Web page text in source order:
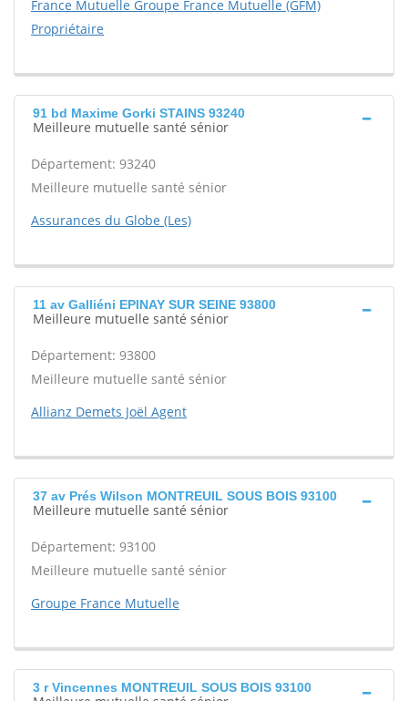
France Mutuelle Groupe France Mutuelle (GFM)
Propriétaire
91 bd Maxime Gorki STAINS 93240
Meilleure mutuelle santé sénior
Département: 93240
Meilleure mutuelle santé sénior
Assurances du Globe (Les)
11 av Galliéni EPINAY SUR SEINE 93800
Meilleure mutuelle santé sénior
Département: 93800
Meilleure mutuelle santé sénior
Allianz Demets Joël Agent
37 av Prés Wilson MONTREUIL SOUS BOIS 93100
Meilleure mutuelle santé sénior
Département: 93100
Meilleure mutuelle santé sénior
Groupe France Mutuelle
3 r Vincennes MONTREUIL SOUS BOIS 93100